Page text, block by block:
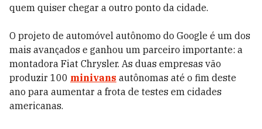
quem quiser chegar a outro ponto da cidade.
O projeto de automóvel autônomo do Google é um dos
mais avançados e ganhou um parceiro importante: a
montadora Fiat Chrysler. As duas empresas vão
produzir 100 minivans autônomas até o fim deste
ano para aumentar a frota de testes em cidades
americanas.